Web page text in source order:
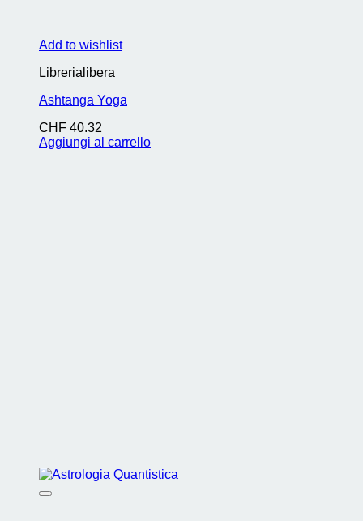
Add to wishlist
Librerialibera
Ashtanga Yoga
CHF 40.32
Aggiungi al carrello